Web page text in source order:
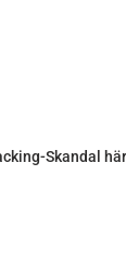
Skandal